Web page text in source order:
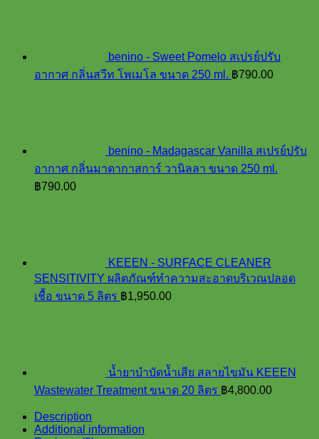
benino - Sweet Pomelo สเปรย์ปรับ
อากาศ กลิ่นสวีท โพเมโล ขนาด 250 ml. ฿790.00
benino - Madagascar Vanilla สเปรย์ปรับ
อากาศ กลิ่นมาดากาสการ์ วานิลลา ขนาด 250 ml.
฿790.00
KEEEN - SURFACE CLEANER
SENSITIVITY ผลิตภัณฑ์ทำความสะอาดบริเวณปลอด
เชื้อ ขนาด 5 ลิตร ฿1,950.00
น้ำยาบำบัดน้ำเสีย สลายไขมัน KEEEN
Wastewater Treatment ขนาด 20 ลิตร ฿4,800.00
Description
Additional information